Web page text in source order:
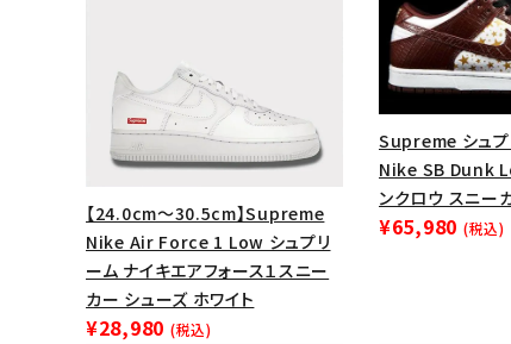
【24.0cm～30.5cm】Supreme
Nike Air Force 1 Low シュプリ
ーム ナイキエアフォース１スニー
カー シューズ ホワイト
¥28,980 (税込)
Supreme シュプ
Nike SB Dunk
ンクロウ スニー
¥65,980 (税込)